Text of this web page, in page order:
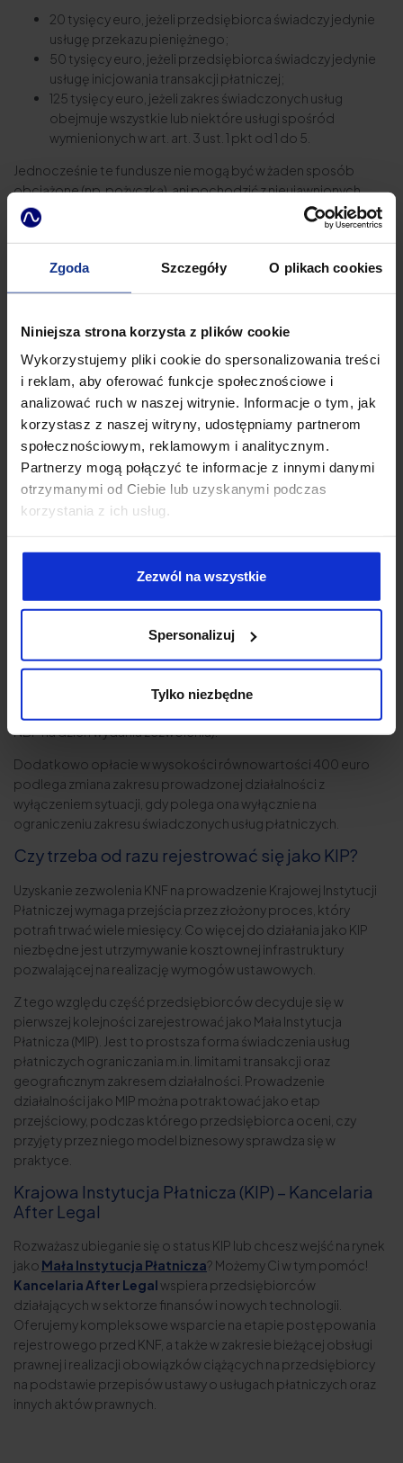
Zgoda Szczegóły O plikach cookies
Niniejsza strona korzysta z plików cookie
Wykorzystujemy pliki cookie do spersonalizowania treści
i reklam, aby oferować funkcje społecznościowe i
analizować ruch w naszej witrynie. Informacje o tym, jak
korzystasz z naszej witryny, udostępniamy partnerom
społecznościowym, reklamowym i analitycznym.
Partnerzy mogą połączyć te informacje z innymi danymi
otrzymanymi od Ciebie lub uzyskanymi podczas
korzystania z ich usług.
Zezwól na wszystkie
Spersonalizuj
Tylko niezbędne
20 tysięcy euro, jeżeli przedsiębiorca świadczy jedynie
usługę przekazu pieniężnego;
50 tysięcy euro, jeżeli przedsiębiorca świadczy jedynie
usługę inicjowania transakcji płatniczej;
125 tysięcy euro, jeżeli zakres świadczonych usług
obejmuje wszystkie lub niektóre usługi spośród
wymienionych w art. art. 3 ust. 1 pkt od 1 do 5.
Jednocześnie te fundusze nie mogą być w żaden sposób
obciążone (np. pożyczką), ani pochodzić z nieujawnionych
źródeł. KIP ma obowiązek utrzymywać minimalny poziom
funduszy własnych, a także dopasować go do rozmiaru
prowadzonej działalności i zakresu świadczonych usług
pieniężnych.
Prowadzenie KIP a procedura AML/CFT
Uzyskanie statusu KIP obliguje przedsiębiorcę do wdrożenia
procedur, o których mowa w ustawie o przeciwdziałaniu praniu
pieniędzy i finansowaniu terroryzmu zgodnie z art. 2 ust. 1 pkt 3
tego aktu prawnego. Oznacza to m.in.:
konieczność weryfikacji kontrahentów oraz identyfikacji
beneficjentów rzeczywistych;
wdrożenie środków bezpieczeństwa z ustawy AML;
zgłaszanie naruszeń przepisów AML;
implementację działań organizacyjnych zapewniających
Ile kosztuje wniosek o zezwolenie na
prowadzenie KIP?
Wydanie zezwolenia na świadczenie usług w charakterze KIP
wymaga uiszczenia opłaty w wysokości równowartości 1250
NBP na dzień wydania zezwolenia).
Dodatkowo opłacie w wysokości równowartości 400 euro
podlega zmiana zakresu prowadzonej działalności z
wyłączeniem sytuacji, gdy polega ona wyłącznie na
ograniczeniu zakresu świadczonych usług płatniczych.
Czy trzeba od razu rejestrować się jako KIP?
Uzyskanie zezwolenia KNF na prowadzenie Krajowej Instytucji
Płatniczej wymaga przejścia przez złożony proces, który
potrafi trwać wiele miesięcy. Co więcej do działania jako KIP
niezbędne jest utrzymywanie kosztownej infrastruktury
pozwalającej na realizację wymogów ustawowych.
Z tego względu część przedsiębiorców decyduje się w
pierwszej kolejności zarejestrować jako Mała Instytucja
Płatnicza (MIP). Jest to prostsza forma świadczenia usług
płatniczych ograniczania m.in. limitami transakcji oraz
geograficznym zakresem działalności. Prowadzenie
działalności jako MIP można potraktować jako etap
przejściowy, podczas którego przedsiębiorca oceni, czy
przyjęty przez niego model biznesowy sprawdza się w
praktyce.
Krajowa Instytucja Płatnicza (KIP) – Kancelaria
After Legal
Rozważasz ubieganie się o status KIP lub chcesz wejść na rynek
jako Mała Instytucja Płatnicza? Możemy Ci w tym pomóc!
Kancelaria After Legalwspiera przedsiębiorców
działających w sektorze finansów i nowych technologii.
Oferujemy kompleksowe wsparcie na etapie postępowania
rejestrowego przed KNF, a także w zakresie bieżącej obsługi
prawnej i realizacji obowiązków ciążących na przedsiębiorcy
na podstawie przepisów ustawy o usługach płatniczych oraz
innych aktów prawnych.